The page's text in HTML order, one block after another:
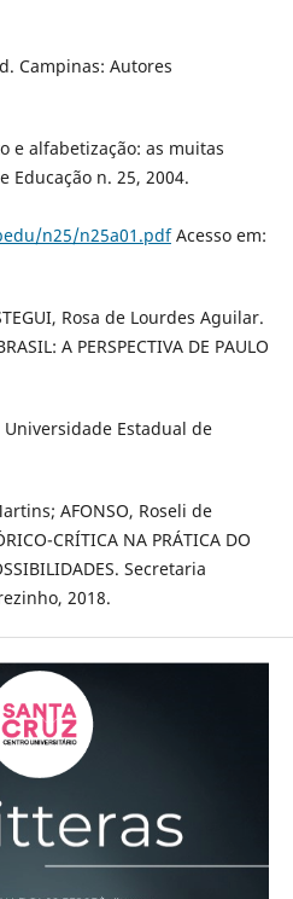
Campinas: Autores
e alfabetização: as muitas
Educação n. 25, 2004.
n25/n25a01.pdfAcesso em:
Rosa de Lourdes Aguilar.
A PERSPECTIVA DE PAULO
Universidade Estadual de
AFONSO, Roseli de
CRÍTICA NA PRÁTICA DO
Secretaria
2018.